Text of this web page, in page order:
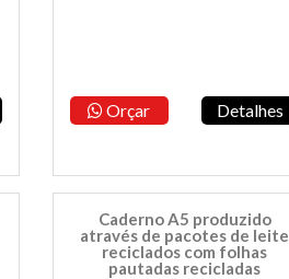
Orçar Detalhes
Caderno A5 produzido
através de pacotes de leite
reciclados com folhas
pautadas recicladas